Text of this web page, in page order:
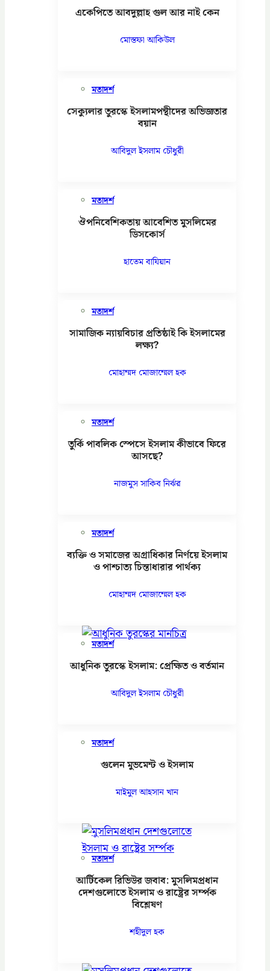
একেপিতে আবদুল্লাহ গুল আর নাই কেন
মোস্তফা আকিউল
মতাদর্শ
সেক্যুলার তুরস্কে ইসলামপন্থীদের অভিজ্ঞতার
বয়ান
আবিদুল ইসলাম চৌধুরী
মতাদর্শ
ঔপনিবেশিকতায় আবেশিত মুসলিমের
ডিসকোর্স
হাতেম বাযিয়ান
মতাদর্শ
সামাজিক ন্যায়বিচার প্রতিষ্ঠাই কি ইসলামের
লক্ষ্য?
মোহাম্মদ মোজাম্মেল হক
মতাদর্শ
তুর্কি পাবলিক স্পেসে ইসলাম কীভাবে ফিরে
আসছে?
নাজমুস সাকিব নির্ঝর
মতাদর্শ
ব্যক্তি ও সমাজের অগ্রাধিকার নির্ণয়ে ইসলাম
ও পাশ্চাত্য চিন্তাধারার পার্থক্য
মোহাম্মদ মোজাম্মেল হক
মতাদর্শ
আধুনিক তুরস্কে ইসলাম: প্রেক্ষিত ও বর্তমান
আবিদুল ইসলাম চৌধুরী
মতাদর্শ
গুলেন মুভমেন্ট ও ইসলাম
মাইমুল আহসান খান
মতাদর্শ
আর্টিকেল রিভিউর জবাব: মুসলিমপ্রধান
দেশগুলোতে ইসলাম ও রাষ্ট্রের সর্ম্পক
বিশ্লেষণ
শহীদুল হক